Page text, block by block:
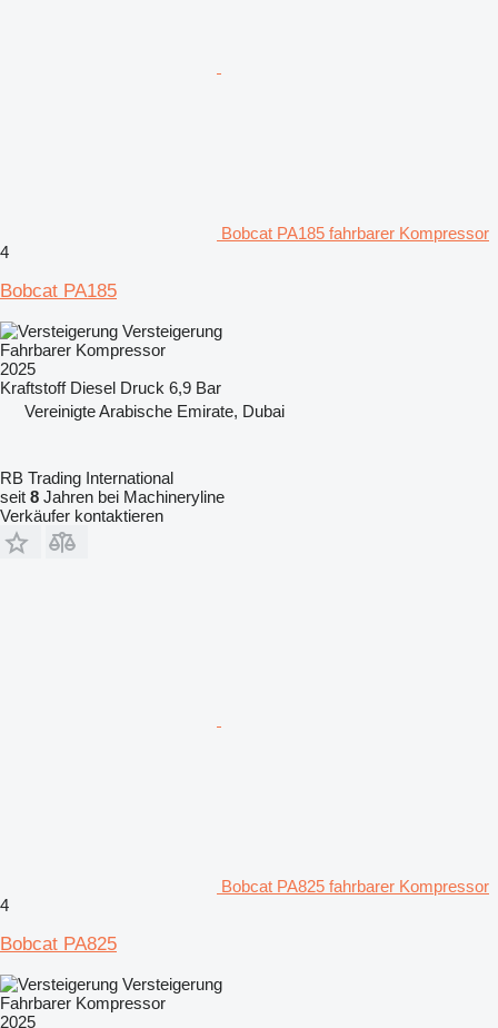
Bobcat PA185 fahrbarer Kompressor
4
Bobcat PA185
Versteigerung
Fahrbarer Kompressor
2025
Kraftstoff Diesel Druck 6,9 Bar
Vereinigte Arabische Emirate, Dubai
RB Trading International
seit 8 Jahren bei Machineryline
Verkäufer kontaktieren
Bobcat PA825 fahrbarer Kompressor
4
Bobcat PA825
Versteigerung
Fahrbarer Kompressor
2025